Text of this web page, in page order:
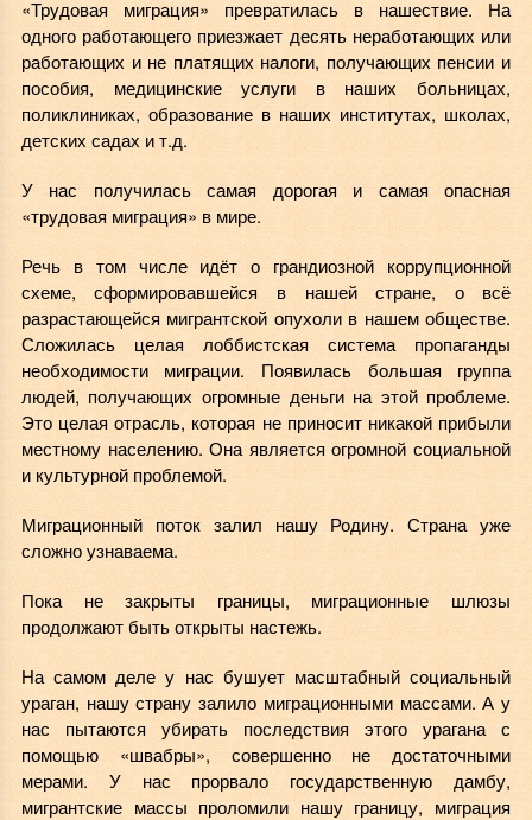
«Трудовая миграция» превратилась в нашествие. На
одного работающего приезжает десять неработающих или
работающих и не платящих налоги, получающих пенсии и
пособия, медицинские услуги в наших больницах,
поликлиниках, образование в наших институтах, школах,
детских садах и т.д.
У нас получилась самая дорогая и самая опасная
«трудовая миграция» в мире.
Речь в том числе идёт о грандиозной коррупционной
схеме, сформировавшейся в нашей стране, о всё
разрастающейся мигрантской опухоли в нашем обществе.
Сложилась целая лоббистская система пропаганды
необходимости миграции. Появилась большая группа
людей, получающих огромные деньги на этой проблеме.
Это целая отрасль, которая не приносит никакой прибыли
местному населению. Она является огромной социальной
и культурной проблемой.
Миграционный поток залил нашу Родину. Страна уже
сложно узнаваема.
Пока не закрыты границы, миграционные шлюзы
продолжают быть открыты настежь.
На самом деле у нас бушует масштабный социальный
ураган, нашу страну залило миграционными массами. А у
нас пытаются убирать последствия этого урагана с
помощью «швабры», совершенно не достаточными
мерами. У нас прорвало государственную дамбу,
мигрантские массы проломили нашу границу, миграция